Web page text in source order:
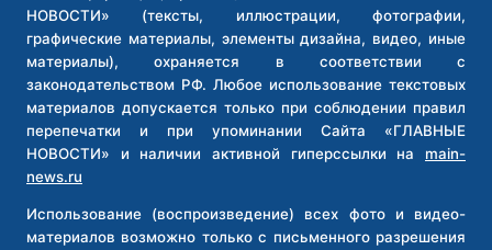
НОВОСТИ» (тексты, иллюстрации, фотографии,
графические материалы, элементы дизайна, видео, иные
материалы), охраняется в соответствии с
законодательством РФ. Любое использование текстовых
материалов допускается только при соблюдении правил
перепечатки и при упоминании Сайта «ГЛАВНЫЕ
НОВОСТИ» и наличии активной гиперссылки на main-
news.ru
Использование (воспроизведение) всех фото и видео-
материалов возможно только с письменного разрешения